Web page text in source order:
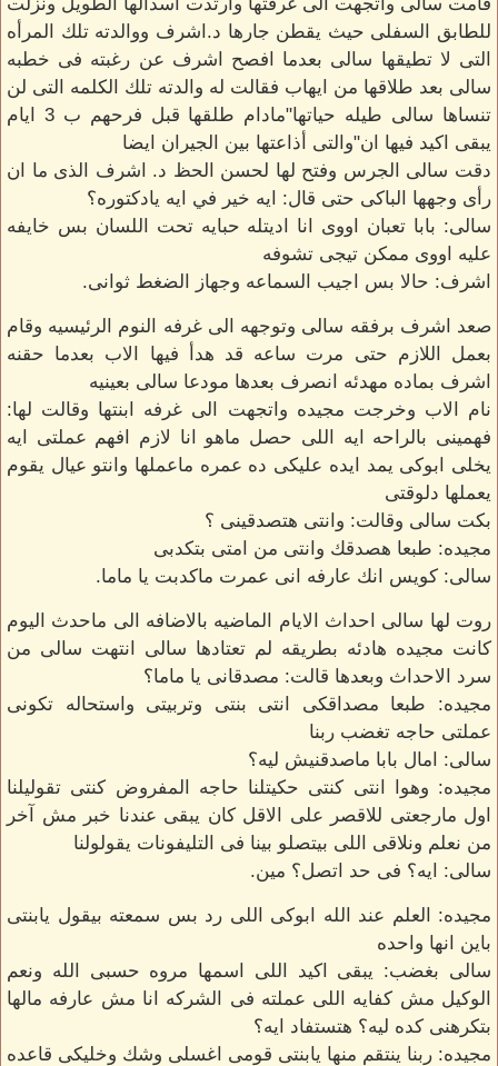
للطابق السفلى حيث يقطن جارها د.اشرف ووالدته تلك المرأه
التى لا تطيقها سالى بعدما افصح اشرف عن رغبته فى خطبه
سالى بعد طلاقها من ايهاب فقالت له والدته تلك الكلمه التى لن
تنساها سالى طيله حياتها"مادام طلقها قبل فرحهم ب 3 ايام
يبقى اكيد فيها ان"والتى أذاعتها بين الجيران ايضا
دقت سالى الجرس وفتح لها لحسن الحظ د. اشرف الذى ما ان
رأى وجهها الباكى حتى قال: ايه خير في ايه يادكتوره؟
سالى: بابا تعبان اووى انا اديتله حبايه تحت اللسان بس خايفه
عليه اووى ممكن تيجى تشوفه
اشرف: حالا بس اجيب السماعه وجهاز الضغط ثوانى.
صعد اشرف برفقه سالى وتوجهه الى غرفه النوم الرئيسيه وقام
بعمل اللازم حتى مرت ساعه قد هدأ فيها الاب بعدما حقنه
اشرف بماده مهدئه انصرف بعدها مودعا سالى بعينيه
نام الاب وخرجت مجيده واتجهت الى غرفه ابنتها وقالت لها:
فهمينى بالراحه ايه اللى حصل ماهو انا لازم افهم عملتى ايه
يخلى ابوكى يمد ايده عليكى ده عمره ماعملها وانتو عيال يقوم
يعملها دلوقتى
بكت سالى وقالت: وانتى هتصدقينى ؟
مجيده: طبعا هصدقك وانتى من امتى بتكدبى
سالى: كويس انك عارفه انى عمرت ماكدبت يا ماما.
روت لها سالى احداث الايام الماضيه بالاضافه الى ماحدث اليوم
كانت مجيده هادئه بطريقه لم تعتادها سالى انتهت سالى من
سرد الاحداث وبعدها قالت: مصدقانى يا ماما؟
مجيده: طبعا مصداقكى انتى بنتى وتربيتى واستحاله تكونى
عملتى حاجه تغضب ربنا
سالى: امال بابا ماصدقنيش ليه؟
مجيده: وهوا انتى كنتى حكيتلنا حاجه المفروض كنتى تقوليلنا
اول مارجعتى للاقصر على الاقل كان يبقى عندنا خبر مش آخر
من نعلم ونلاقى اللى بيتصلو بينا فى التليفونات يقولولنا
سالى: ايه؟ فى حد اتصل؟ مين.
مجيده: العلم عند الله ابوكى اللى رد بس سمعته بيقول يابنتى
باين انها واحده
سالى بغضب: يبقى اكيد اللى اسمها مروه حسبى الله ونعم
الوكيل مش كفايه اللى عملته فى الشركه انا مش عارفه مالها
بتكرهنى كده ليه؟ هتستفاد ايه؟
مجيده: ربنا ينتقم منها يابنتى قومى اغسلى وشك وخليكى قاعده